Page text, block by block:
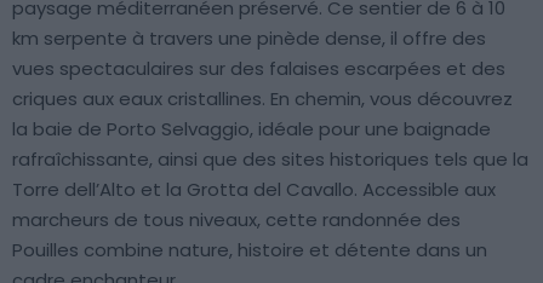
paysage méditerranéen préservé. Ce sentier de 6 à 10
km serpente à travers une pinède dense, il offre des
vues spectaculaires sur des falaises escarpées et des
criques aux eaux cristallines. En chemin, vous découvrez
la baie de Porto Selvaggio, idéale pour une baignade
rafraîchissante, ainsi que des sites historiques tels que la
Torre dell’Alto et la Grotta del Cavallo. Accessible aux
marcheurs de tous niveaux, cette randonnée des
Pouilles combine nature, histoire et détente dans un